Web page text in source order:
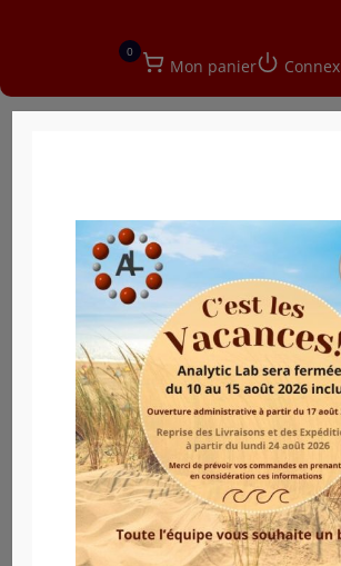
0
Mon panier
Vous avez une demande de SAV ou
spéciale : Analytic Lab propose une
services.
N’hésitez pas à nous contacter pour
question.